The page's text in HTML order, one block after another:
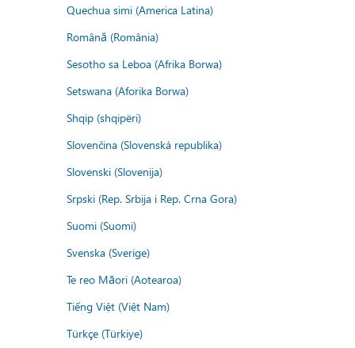
Quechua simi (America Latina)
Română (România)
Sesotho sa Leboa (Afrika Borwa)
Setswana (Aforika Borwa)
Shqip (shqipëri)
Slovenčina (Slovenská republika)
Slovenski (Slovenija)
Srpski (Rep. Srbija i Rep. Crna Gora)
Suomi (Suomi)
Svenska (Sverige)
Te reo Māori (Aotearoa)
Tiếng Việt (Việt Nam)
Türkçe (Türkiye)